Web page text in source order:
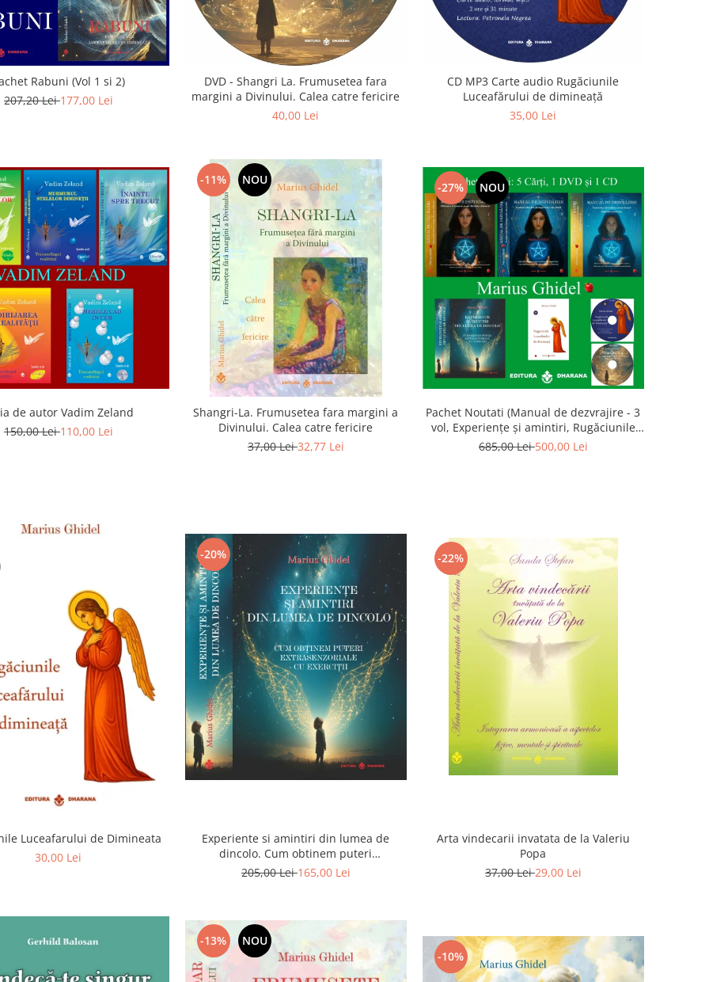
Rabuni (Vol 1 si 2)
207,20 Lei177,00 Lei
DVD - Shangri La. Frumusetea fara
margini a Divinului. Calea catre fericire
40,00 Lei
CD MP3 Carte audio Rugăciunile
Luceafărului de dimineață
35,00 Lei
de autor Vadim Zeland
150,00 Lei110,00 Lei
-11% NOU
Shangri-La. Frumusetea fara margini a
Divinului. Calea catre fericire
37,00 Lei32,77 Lei
-27% NOU
Pachet Noutati (Manual de dezvrajire - 3
vol, Experiențe și amintiri, Rugăciunile
Luceafarului de dimineata) - Marius
685,00 Lei500,00 Lei
Luceafarului de Dimineata
30,00 Lei
-20%
Experiente si amintiri din lumea de
dincolo. Cum obtinem puteri
extrasenzoriale - cu exercitii
205,00 Lei165,00 Lei
-22%
Arta vindecarii invatata de la Valeriu
Popa
37,00 Lei29,00 Lei
-13% NOU
-10%